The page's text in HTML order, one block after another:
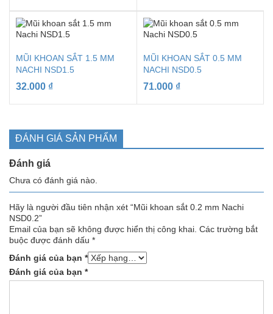
MŨI KHOAN SẮT 1.5 MM
NACHI NSD1.5
32.000 ₫
MŨI KHOAN SẮT 0.5 MM
NACHI NSD0.5
71.000 ₫
ĐÁNH GIÁ SẢN PHẨM
Đánh giá
Chưa có đánh giá nào.
Hãy là người đầu tiên nhận xét “Mũi khoan sắt 0.2 mm Nachi
NSD0.2”
Email của bạn sẽ không được hiển thị công khai. Các trường bắt
buộc được đánh dấu *
Đánh giá của bạn *
Đánh giá của bạn *